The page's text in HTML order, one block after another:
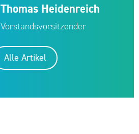
Thomas Heidenreich
Vorstandsvorsitzender
Alle Artikel